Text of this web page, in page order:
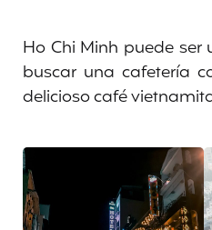
Ho Chi Minh puede
buscar una cafetería
delicioso café